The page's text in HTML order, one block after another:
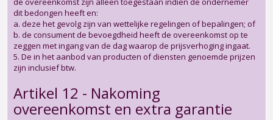
dit bedongen heeft en:
a. deze het gevolg zijn van wettelijke regelingen of bepalingen; of
b. de consument de bevoegdheid heeft de overeenkomst op te
zeggen met ingang van de dag waarop de prijsverhoging ingaat.
5. De in het aanbod van producten of diensten genoemde prijzen
zijn inclusief btw.
Artikel 12 - Nakoming
overeenkomst en extra garantie